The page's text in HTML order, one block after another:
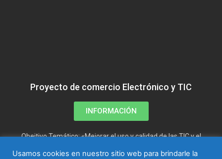
Proyecto de comercio Electrónico y TIC
INFORMACIÓN
Obejtivo Temático: «Mejorar el uso y calidad de las TIC y el
Usamos cookies en nuestro sitio web para brindarle la